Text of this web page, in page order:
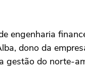
engenharia
dono da
gestão do norte-